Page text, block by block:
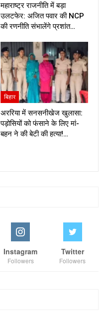
महाराष्ट्र राजनीति में बड़ा
उलटफेर: अजित पवार की NCP
की रणनीति संभालेंगे प्रशांत…
बिहार
अररिया में सनसनीखेज खुलासा:
पड़ोसियों को फंसाने के लिए मां-
बहन ने की बेटी की हत्या!…
Instagram
Followers
Twitter
Followers